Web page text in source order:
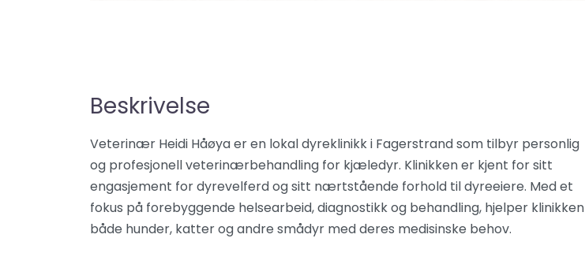
Beskrivelse
Veterinær Heidi Håøya er en lokal dyreklinikk i Fagerstrand som tilbyr personlig
og profesjonell veterinærbehandling for kjæledyr. Klinikken er kjent for sitt
engasjement for dyrevelferd og sitt nærtstående forhold til dyreeiere. Med et
fokus på forebyggende helsearbeid, diagnostikk og behandling, hjelper klinikken
både hunder, katter og andre smådyr med deres medisinske behov.